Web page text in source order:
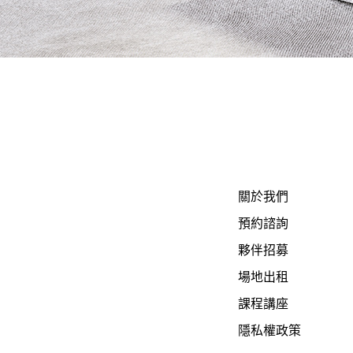
關於我們
預約諮詢
夥伴招募
場地出租
課程講座
隱私權政策